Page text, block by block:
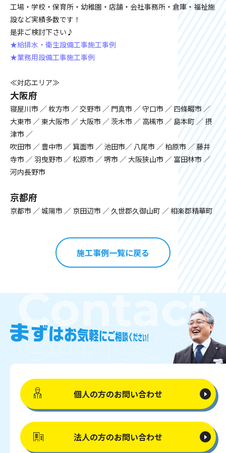
工場・学校・保育所・幼稚園・店舗・会社事務所・倉庫・福祉施
設など実績多数です！
是非ご検討下さい♪
★給排水・衛生設備工事施工事例
★業務用設備工事施工事例
≪対応エリア≫
大阪府
寝屋川市 ／ 枚方市 ／ 交野市 ／ 門真市 ／ 守口市 ／ 四條畷市 ／
大東市 ／ 東大阪市 ／ 大阪市 ／ 茨木市 ／ 高槻市 ／ 島本町 ／ 摂
津市 ／
吹田市 ／ 豊中市 ／ 箕面市 ／ 池田市／ 八尾市 ／ 柏原市 ／ 藤井
寺市 ／ 羽曳野市 ／ 松原市 ／ 堺市 ／ 大阪狭山市 ／ 富田林市 ／
河内長野市
京都府
京都市 ／ 城陽市 ／ 京田辺市 ／ 久世郡久御山町 ／ 相楽郡精華町
施工事例一覧に戻る
個人の方のお問い合わせ
法人の方のお問い合わせ